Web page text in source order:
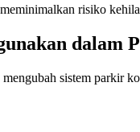
risiko
dalam
sistem parkir